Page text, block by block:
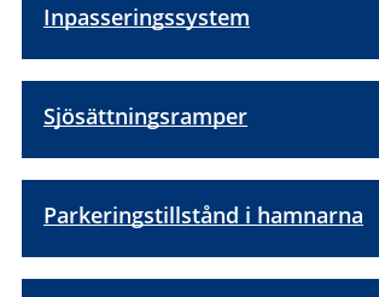
Inpasseringssystem
Sjösättningsramper
Parkeringstillstånd i hamnarna